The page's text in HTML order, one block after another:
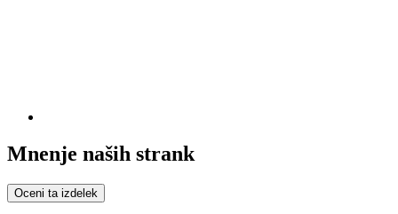
Mnenje naših strank
Oceni ta izdelek